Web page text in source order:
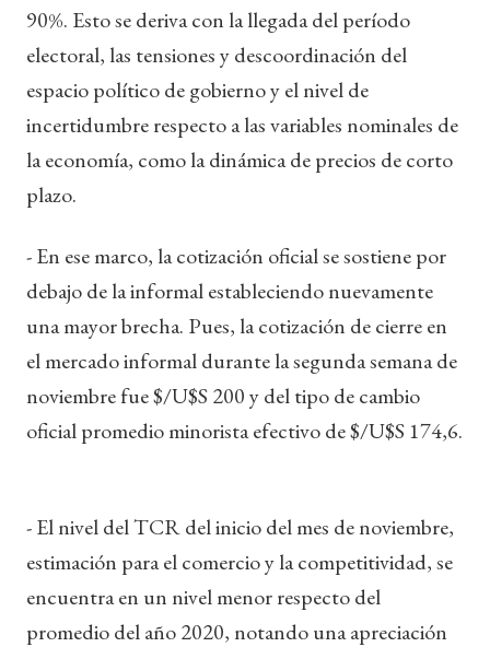
90%. Esto se deriva con la llegada del período
electoral, las tensiones y descoordinación del
espacio político de gobierno y el nivel de
incertidumbre respecto a las variables nominales de
la economía, como la dinámica de precios de corto
plazo.
- En ese marco, la cotización oficial se sostiene por
debajo de la informal estableciendo nuevamente
una mayor brecha. Pues, la cotización de cierre en
el mercado informal durante la segunda semana de
noviembre fue $/U$S 200 y del tipo de cambio
oficial promedio minorista efectivo de $/U$S 174,6.
- El nivel del TCR del inicio del mes de noviembre,
estimación para el comercio y la competitividad, se
encuentra en un nivel menor respecto del
promedio del año 2020, notando una apreciación